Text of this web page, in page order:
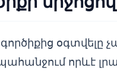
օգտվելը
որևէ